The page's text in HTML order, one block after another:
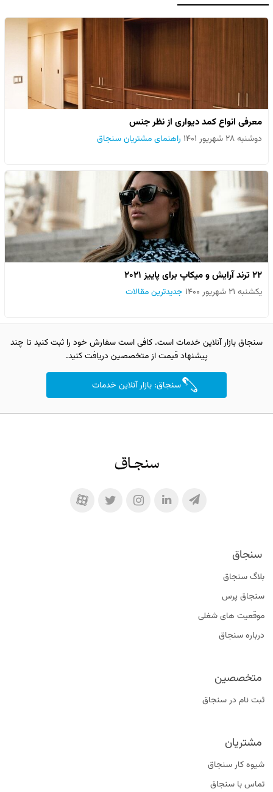
معرفی انواع کمد دیواری از نظر جنس
دوشنبه ۲۸ شهریور ۱۴۰۱ راهنمای مشتریان سنجاق
۲۲ ترند آرایش و میکاپ برای پاییز ۲۰۲۱
یکشنبه ۲۱ شهریور ۱۴۰۰ جدیدترین مقالات
سنجاق بازار آنلاین خدمات است. کافی است سفارش خود را ثبت کنید تا چند
پیشنهاد قیمت از متخصصین دریافت کنید.
سنجاق: بازار آنلاین خدمات
سنجاق
بلاگ سنجاق
سنجاق پرس
موقعیت‌ های شغلی
درباره سنجاق
متخصصین
ثبت نام در سنجاق
مشتریان
شیوه کار سنجاق
تماس با سنجاق